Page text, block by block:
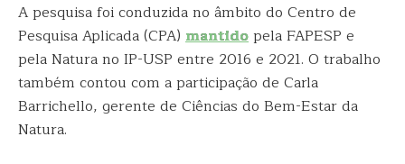
A pesquisa foi conduzida no âmbito do Centro de
Pesquisa Aplicada (CPA) mantidopela FAPESP e
pela Natura no IP-USP entre 2016 e 2021. O trabalho
também contou com a participação de Carla
Barrichello, gerente de Ciências do Bem-Estar da
Natura.